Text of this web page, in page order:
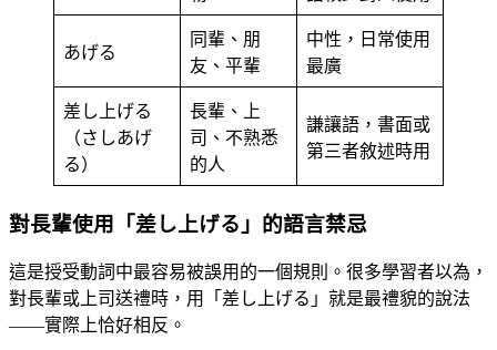
あげる
同輩、朋
友、平輩
中性，日常使用
最廣
差し上げる
（さしあげ
る）
長輩、上
司、不熟悉
的人
謙讓語，書面或
第三者敘述時用
對長輩使用「差し上げる」的語言禁忌
這是授受動詞中最容易被誤用的一個規則。很多學習者以為，
對長輩或上司送禮時，用「差し上げる」就是最禮貌的說法
——實際上恰好相反。